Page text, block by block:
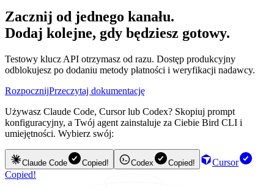
Zacznij od jednego kanału.
Dodaj kolejne, gdy będziesz gotowy.
Testowy klucz API otrzymasz od razu. Dostęp produkcyjny
odblokujesz po dodaniu metody płatności i weryfikacji nadawcy.
RozpocznijPrzeczytaj dokumentację
Używasz Claude Code, Cursor lub Codex? Skopiuj prompt
konfiguracyjny, a Twój agent zainstaluje za Ciebie Bird CLI i
umiejętności. Wybierz swój:
Claude Code Copied! Codex Copied!
Cursor
Copied!